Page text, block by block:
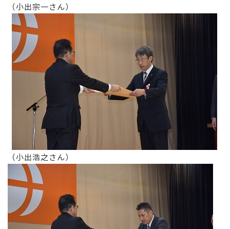
（小出宗一さん）
（小出浩之さん）